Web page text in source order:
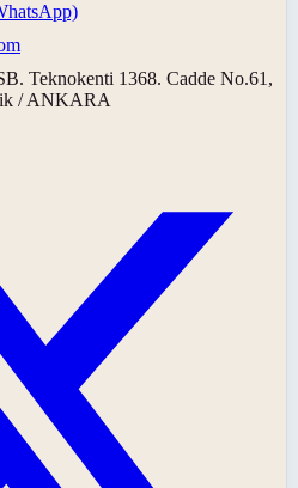
Teknokenti 1368. Cadde No.61,
/ ANKARA